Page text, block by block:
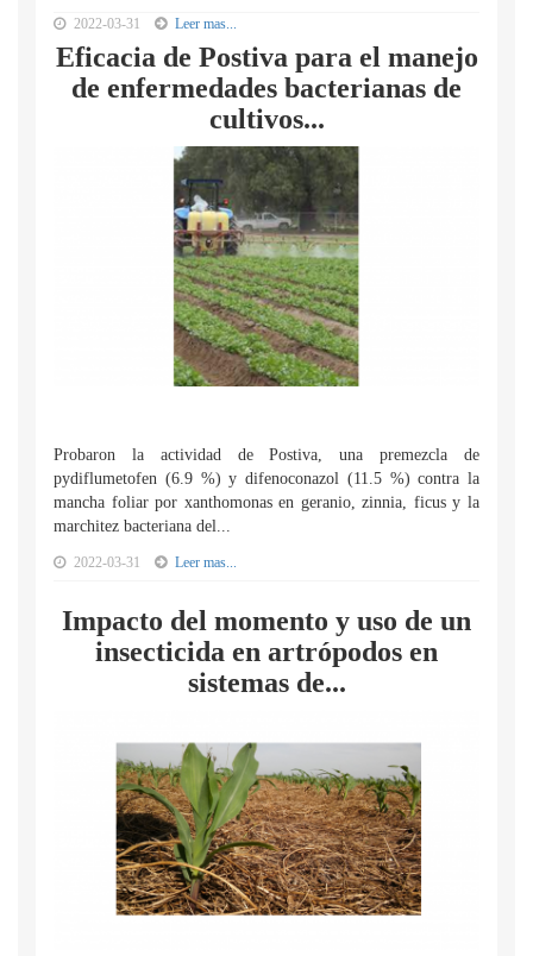
2022-03-31 Leer mas...
Eficacia de Postiva para el manejo
de enfermedades bacterianas de
cultivos...
Probaron la actividad de Postiva, una premezcla de
pydiflumetofen (6.9 %) y difenoconazol (11.5 %) contra la
mancha foliar por xanthomonas en geranio, zinnia, ficus y la
marchitez bacteriana del...
2022-03-31 Leer mas...
Impacto del momento y uso de un
insecticida en artrópodos en
sistemas de...